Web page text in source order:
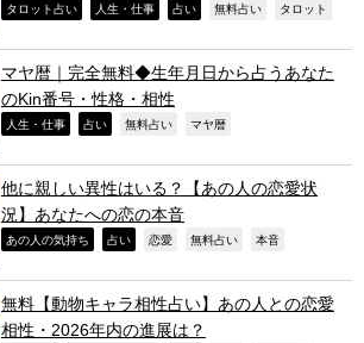
タロット占い 人生・仕事 占い 無料占い タロット
マヤ暦｜完全無料◆生年月日から占うあなた
のKin番号・性格・相性
人生・仕事 占い 無料占い マヤ暦
他に親しい異性はいる？【あの人の恋愛状
況】あなたへの恋の本音
あの人の気持ち 占い 恋愛 無料占い 本音
無料【動物キャラ相性占い】あの人との恋愛
相性・2026年内の進展は？